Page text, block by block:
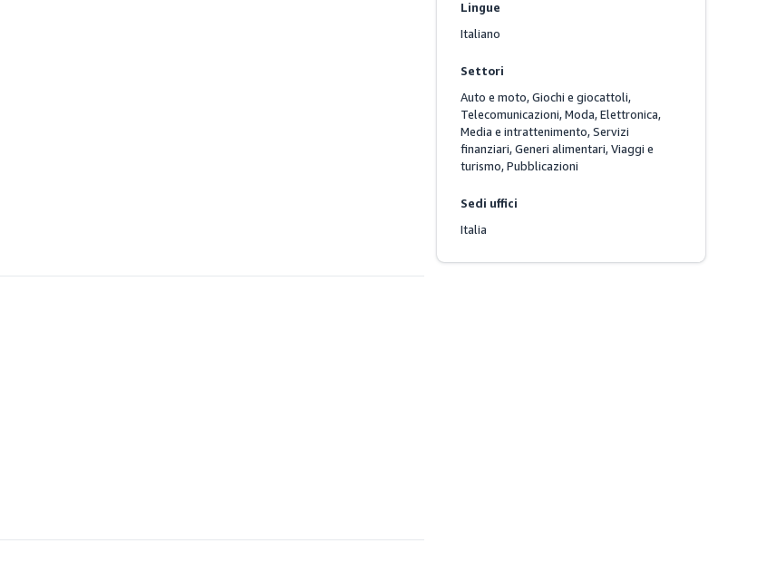
Lingue
Italiano
Settori
Auto e moto, Giochi e giocattoli,
Telecomunicazioni, Moda, Elettronica,
Media e intrattenimento, Servizi
finanziari, Generi alimentari, Viaggi e
turismo, Pubblicazioni
Sedi uffici
Italia